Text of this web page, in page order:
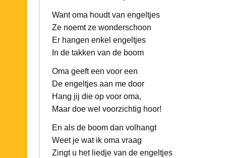
Want oma houdt van engeltjes
Ze noemt ze wonderschoon
Er hangen enkel engeltjes
In de takken van de boom
Oma geeft een voor een
De engeltjes aan me door
Hang jij die op voor oma,
Maar doe wel voorzichtig hoor!
En als de boom dan volhangt
Weet je wat ik oma vraag
Zingt u het liedje van de engeltjes